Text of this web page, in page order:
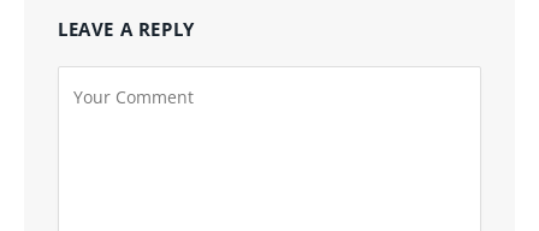
LEAVE A REPLY